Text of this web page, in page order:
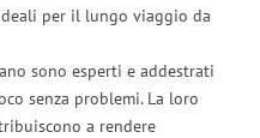
per il lungo viaggio da
sono esperti e addestrati
senza problemi. La loro
a rendere